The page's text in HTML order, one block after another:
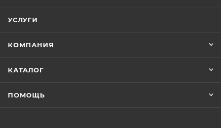
УСЛУГИ
КОМПАНИЯ
КАТАЛОГ
ПОМОЩЬ